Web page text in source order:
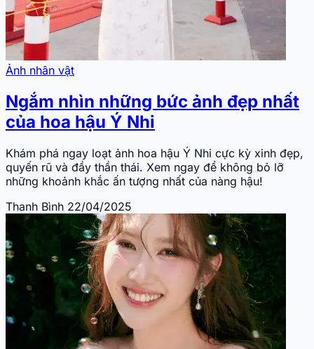
Ảnh nhân vật
Ngắm nhìn những bức ảnh đẹp nhất
của hoa hậu Ý Nhi
Khám phá ngay loạt ảnh hoa hậu Ý Nhi cực kỳ xinh đẹp,
quyến rũ và đầy thần thái. Xem ngay để không bỏ lỡ
những khoảnh khắc ấn tượng nhất của nàng hậu!
Thanh Bình 22/04/2025